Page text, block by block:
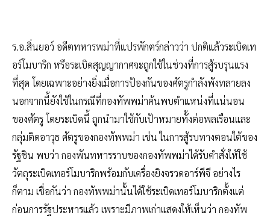
ร.อ.สิ่นยอว์ อดีตทหารพม่าที่แปรพักตร์กล่าวว่า ปกติแล้วระเบิดเท
อร์โมบาริก หรือระเบิดสุญญากาศจะถูกใช้ในช่วงที่การสู้รบรุนแรง
ที่สุด โดยเฉพาะอย่างยิ่งเมื่อการป้องกันของศัตรูกำลังพังทลายลง
นอกจากนี้ยังใช้ในกรณีที่กองทัพพม่าค้นพบตำแหน่งที่แน่นอน
ของศัตรู โดยระเบิดนี้ ถูกนำมาใช้กับเป้าหมายทั้งต่อพลเรือนและ
กลุ่มติดอาวุธ ศัตรูของกองทัพพม่า เช่น ในการสู้รบทางตอนใต้ของ
รัฐชิน พบว่า กองพันทหารราบของกองทัพพม่าได้รับคำสั่งให้ใช้
วัตถุระเบิดเทอร์โมบาริกพร้อมกับเครื่องยิงจรวดอาร์พีจี อย่างไร
ก็ตาม เชื่อกันว่า กองทัพพม่านั้นได้ใช้ระเบิดเทอร์โมบาริกตั้งแต่
ก่อนการรัฐประหารแล้ว เพราะมีภาพเก่าแสดงให้เห็นว่า กองทัพ